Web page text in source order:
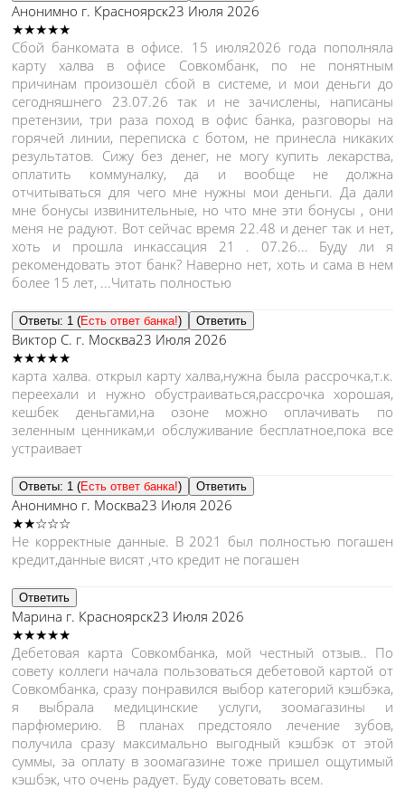
Анонимно г. Красноярск23 Июля 2026
★★★★★
Сбой банкомата в офисе. 15 июля2026 года пополняла
карту халва в офисе Совкомбанк, по не понятным
причинам произошёл сбой в системе, и мои деньги до
сегодняшнего 23.07.26 так и не зачислены, написаны
претензии, три раза поход в офис банка, разговоры на
горячей линии, переписка с ботом, не принесла никаких
результатов. Сижу без денег, не могу купить лекарства,
оплатить коммуналку, да и вообще не должна
отчитываться для чего мне нужны мои деньги. Да дали
мне бонусы извинительные, но что мне эти бонусы , они
меня не радуют. Вот сейчас время 22.48 и денег так и нет,
хоть и прошла инкассация 21 . 07.26... Буду ли я
рекомендовать этот банк? Наверно нет, хоть и сама в нем
более 15 лет, ...Читать полностью
Ответы: 1 (Есть ответ банка!) Ответить
Виктор С. г. Москва23 Июля 2026
★★★★★
карта халва. открыл карту халва,нужна была рассрочка,т.к.
переехали и нужно обустраиваться,рассрочка хорошая,
кешбек деньгами,на озоне можно оплачивать по
зеленным ценникам,и обслуживание бесплатное,пока все
устраивает
Ответы: 1 (Есть ответ банка!) Ответить
Анонимно г. Москва23 Июля 2026
★★☆☆☆
Не корректные данные. В 2021 был полностью погашен
кредит,данные висят ,что кредит не погашен
Ответить
Марина г. Красноярск23 Июля 2026
★★★★★
Дебетовая карта Совкомбанка, мой честный отзыв.. По
совету коллеги начала пользоваться дебетовой картой от
Совкомбанка, сразу понравился выбор категорий кэшбэка,
я выбрала медицинские услуги, зоомагазины и
парфюмерию. В планах предстояло лечение зубов,
получила сразу максимально выгодный кэшбэк от этой
суммы, за оплату в зоомагазине тоже пришел ощутимый
кэшбэк, что очень радует. Буду советовать всем.